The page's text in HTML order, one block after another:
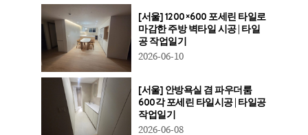
[서울] 1200×600 포세린 타일로
마감한 주방 벽타일 시공 | 타일
공 작업일기
2026-06-10
[서울] 안방욕실 겸 파우더룸
600각 포세린 타일시공 | 타일공
작업일기
2026-06-08